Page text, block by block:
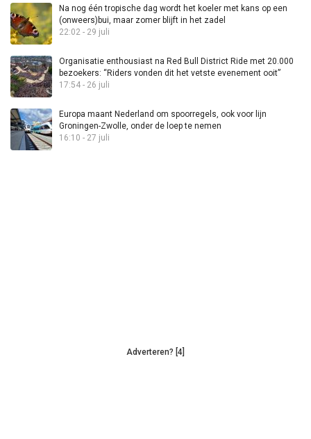
Na nog één tropische dag wordt het koeler met kans op een
(onweers)bui, maar zomer blijft in het zadel
22:02 - 29 juli
Organisatie enthousiast na Red Bull District Ride met 20.000
bezoekers: “Riders vonden dit het vetste evenement ooit”
17:54 - 26 juli
Europa maant Nederland om spoorregels, ook voor lijn
Groningen-Zwolle, onder de loep te nemen
16:10 - 27 juli
Adverteren? [4]